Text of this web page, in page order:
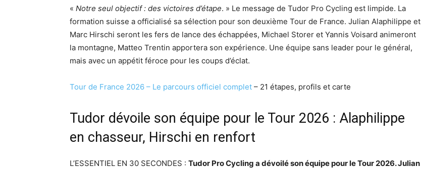
« Notre seul objectif : des victoires d’étape. » Le message de Tudor Pro Cycling est limpide. La
formation suisse a officialisé sa sélection pour son deuxième Tour de France. Julian Alaphilippe et
Marc Hirschi seront les fers de lance des échappées, Michael Storer et Yannis Voisard animeront
la montagne, Matteo Trentin apportera son expérience. Une équipe sans leader pour le général,
mais avec un appétit féroce pour les coups d’éclat.
Tour de France 2026 – Le parcours officiel complet – 21 étapes, profils et carte
Tudor dévoile son équipe pour le Tour 2026 : Alaphilippe
en chasseur, Hirschi en renfort
L’ESSENTIEL EN 30 SECONDES : Tudor Pro Cycling a dévoilé son équipe pour le Tour 2026. Julian